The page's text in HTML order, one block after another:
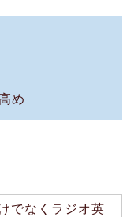
め
でなくラジオ英